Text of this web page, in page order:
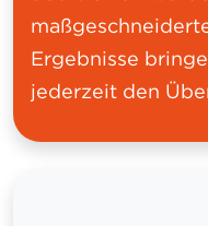
Ergebnisse
jederzeit den